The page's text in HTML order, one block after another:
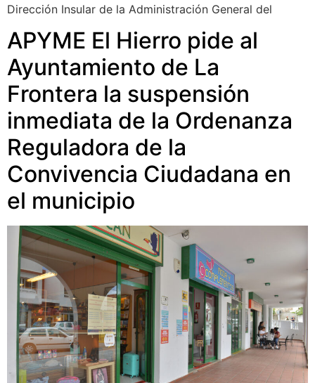
Dirección Insular de la Administración General del
APYME El Hierro pide al
Ayuntamiento de La
Frontera la suspensión
inmediata de la Ordenanza
Reguladora de la
Convivencia Ciudadana en
el municipio